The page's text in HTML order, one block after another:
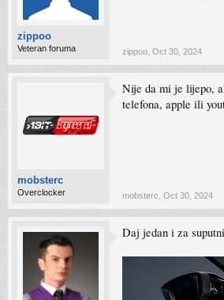
zippoo
Veteran foruma zippoo Oct 30, 2024
mobsterc
Overclocker
Nije da mi je lijepo,
telefona, apple ili
mobsterc Oct 30, 2024
Daj jedan i za